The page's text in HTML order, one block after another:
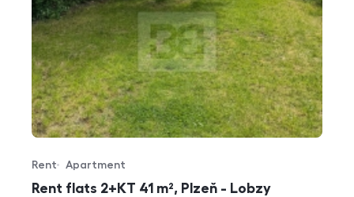
Rent flats 2+KT 41 m², Plzeň - Lobzy
Offer type
Rent
Property type
Apartment